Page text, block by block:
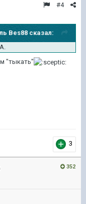
#4
Bes88 сказал:
"тыкать"
3
352